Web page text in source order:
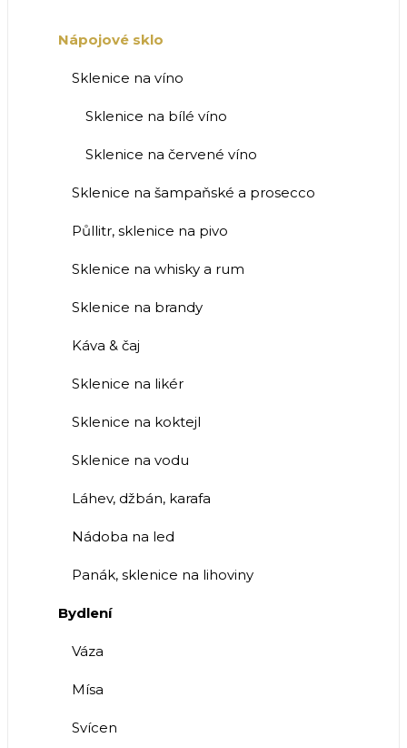
Nápojové sklo
Sklenice na víno
Sklenice na bílé víno
Sklenice na červené víno
Sklenice na šampaňské a prosecco
Půllitr, sklenice na pivo
Sklenice na whisky a rum
Sklenice na brandy
Káva & čaj
Sklenice na likér
Sklenice na koktejl
Sklenice na vodu
Láhev, džbán, karafa
Nádoba na led
Panák, sklenice na lihoviny
Bydlení
Váza
Mísa
Svícen